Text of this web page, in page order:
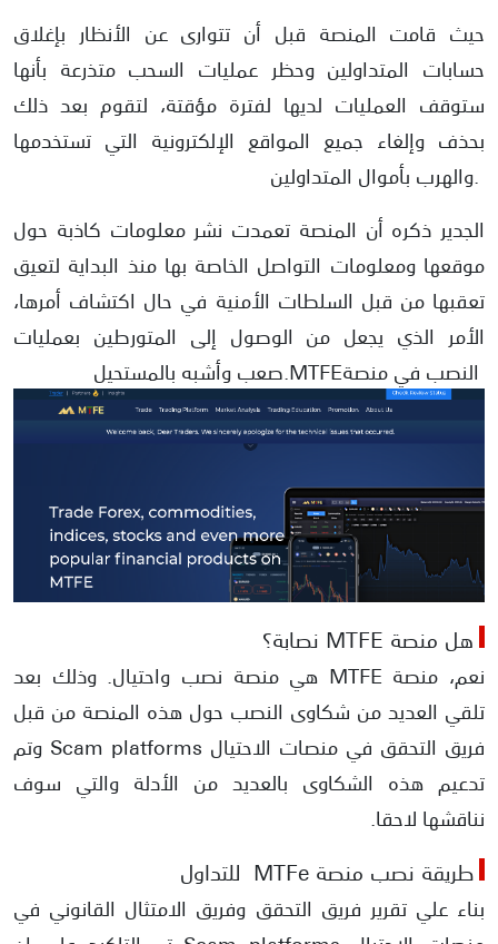
حيث قامت المنصة قبل أن تتوارى عن الأنظار بإغلاق
حسابات المتداولين وحظر عمليات السحب متذرعة بأنها
ستوقف العمليات لديها لفترة مؤقتة، لتقوم بعد ذلك
بحذف وإلغاء جميع المواقع الإلكترونية التي تستخدمها
والهرب بأموال المتداولين.
الجدير ذكره أن المنصة تعمدت نشر معلومات كاذبة حول
موقعها ومعلومات التواصل الخاصة بها منذ البداية لتعيق
تعقبها من قبل السلطات الأمنية في حال اكتشاف أمرها،
الأمر الذي يجعل من الوصول إلى المتورطين بعمليات
MTFEصعب وأشبه بالمستحيل.
هل منصة MTFE نصابة؟
نعم، منصة MTFE هي منصة نصب واحتيال. وذلك بعد
تلقي العديد من شكاوى النصب حول هذه المنصة من قبل
فريق التحقق في منصات الاحتيال Scam platforms وتم
تدعيم هذه الشكاوى بالعديد من الأدلة والتي سوف
نناقشها لاحقا.
طريقة نصب منصة MTFe للتداول
بناء علي تقرير فريق التحقق وفريق الامتثال القانوني في